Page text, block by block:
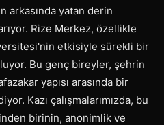
arkasında yatan derin
Rize Merkez, özellikle
etkisiyle sürekli bir
Bu genç bireyler, şehrin
yapısı arasında bir
Kazı çalışmalarımızda, bu
birinin, anonimlik ve